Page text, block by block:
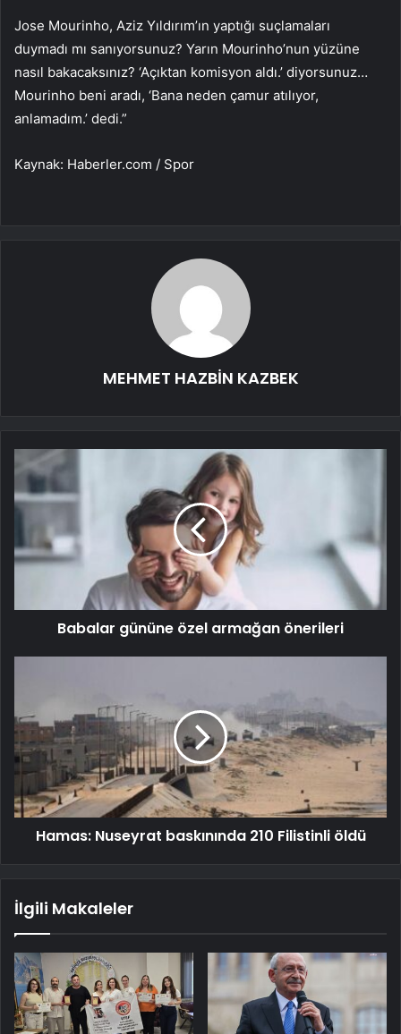
Jose Mourinho, Aziz Yıldırım’ın yaptığı suçlamaları
duymadı mı sanıyorsunuz? Yarın Mourinho’nun yüzüne
nasıl bakacaksınız? ‘Açıktan komisyon aldı.’ diyorsunuz…
Mourinho beni aradı, ‘Bana neden çamur atılıyor,
anlamadım.’ dedi.”
Kaynak: Haberler.com / Spor
MEHMET HAZBİN KAZBEK
Babalar gününe özel armağan önerileri
Hamas: Nuseyrat baskınında 210 Filistinli öldü
İlgili Makaleler